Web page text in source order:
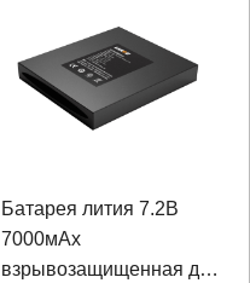
Батарея лития 7.2В
7000мАх
взрывозащищенная для